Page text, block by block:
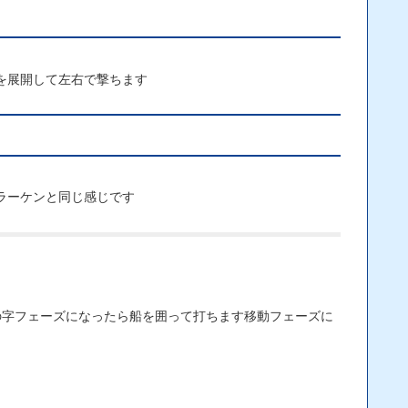
展開して左右で撃ちます
ーケンと同じ感じです
フェーズになったら船を囲って打ちます移動フェーズに